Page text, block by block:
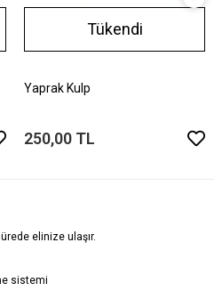
Tükendi
Yaprak Kulp
250,00 TL
elinize ulaşır.
sistemi